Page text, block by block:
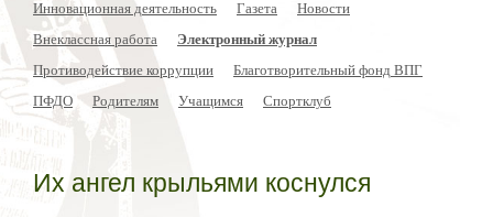
Инновационная деятельность
Газета
Новости
Внеклассная работа
Электронный журнал
Противодействие коррупции
Благотворительный фонд ВПГ
ПФДО
Родителям Учащимся Спортклуб
Их ангел крыльями коснулся